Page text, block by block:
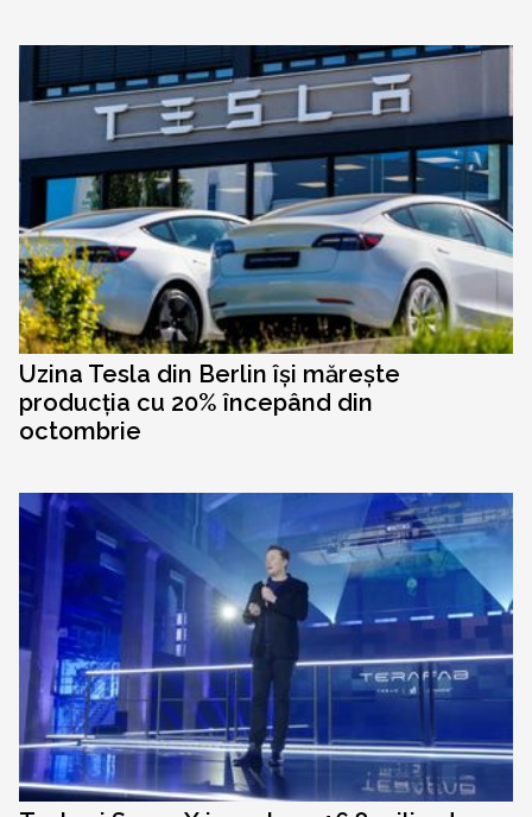
Uzina Tesla din Berlin își mărește
producția cu 20% începând din
octombrie